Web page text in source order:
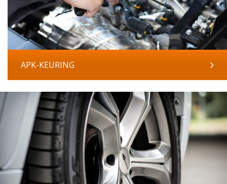
APK-KEURING